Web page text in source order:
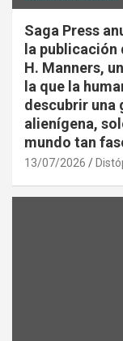
Saga Press
la publicación
H. Manners,
la que la
descubrir una
alienígena,
mundo tan
13/07/2026